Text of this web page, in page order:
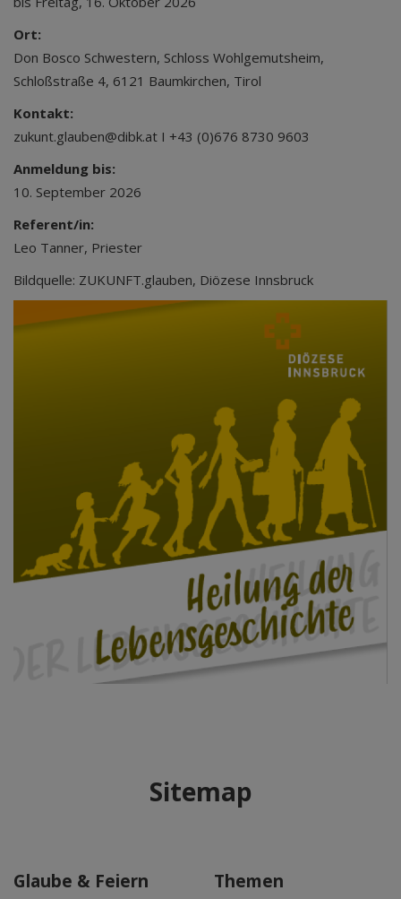
Ort:
Don Bosco Schwestern, Schloss Wohlgemutsheim,
Schloßstraße 4, 6121 Baumkirchen, Tirol
Kontakt:
zukunt.glauben@dibk.at I +43 (0)676 8730 9603
Anmeldung bis:
10. September 2026
Referent/in:
Leo Tanner, Priester
Bildquelle: ZUKUNFT.glauben, Diözese Innsbruck
Sitemap
Glaube & Feiern Themen